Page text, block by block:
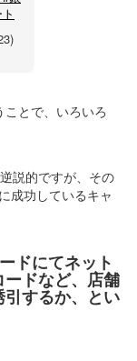
とで、いろいろ
説的ですが、その
成功しているキャ
ドにてネット
ドなど、店舗
するか、とい